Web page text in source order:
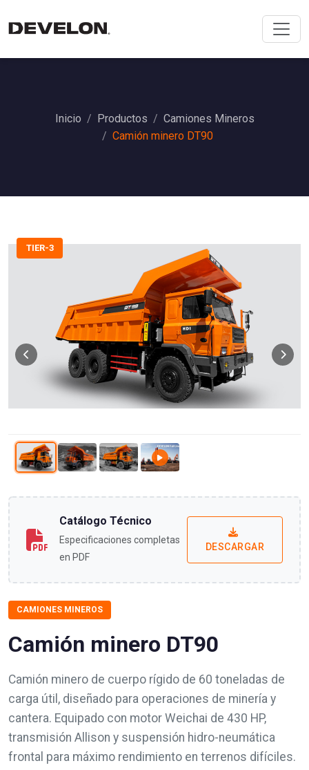
Inicio Productos
Camiones Mineros
Camión minero DT90
TIER-3
Catálogo Técnico
Especificaciones completas
en PDF
DESCARGAR
CAMIONES MINEROS
Camión minero DT90
Camión minero de cuerpo rígido de 60 toneladas de
carga útil, diseñado para operaciones de minería y
cantera. Equipado con motor Weichai de 430 HP,
transmisión Allison y suspensión hidro-neumática
frontal para máximo rendimiento en terrenos difíciles.